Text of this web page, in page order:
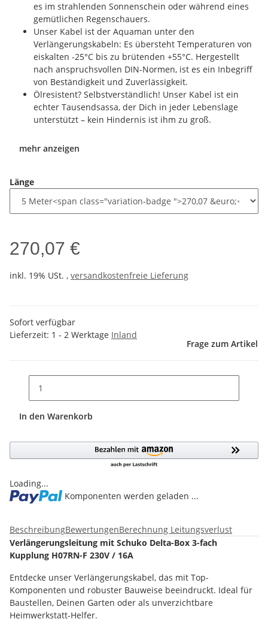
es im strahlenden Sonnenschein oder während eines
gemütlichen Regenschauers.
Unser Kabel ist der Aquaman unter den
Verlängerungskabeln: Es übersteht Temperaturen von
eiskalten -25°C bis zu brütenden +55°C. Hergestellt
nach anspruchsvollen DIN-Normen, ist es ein Inbegriff
von Beständigkeit und Zuverlässigkeit.
Ölresistent? Selbstverständlich! Unser Kabel ist ein
echter Tausendsassa, der Dich in jeder Lebenslage
unterstützt – kein Hindernis ist ihm zu groß.
mehr anzeigen
Länge
270,07 €
inkl. 19% USt. , versandkostenfreie Lieferung
Sofort verfügbar
Lieferzeit: 1 - 2 Werktage Inland
Frage zum Artikel
In den Warenkorb
Loading...
Komponenten werden geladen ...
BeschreibungBewertungenBerechnung Leitungsverlust
Verlängerungsleitung mit Schuko Delta-Box 3-fach
Kupplung H07RN-F 230V / 16A
Entdecke unser Verlängerungskabel, das mit Top-
Komponenten und robuster Bauweise beeindruckt. Ideal für
Baustellen, Deinen Garten oder als unverzichtbare
Heimwerkstatt-Helfer.